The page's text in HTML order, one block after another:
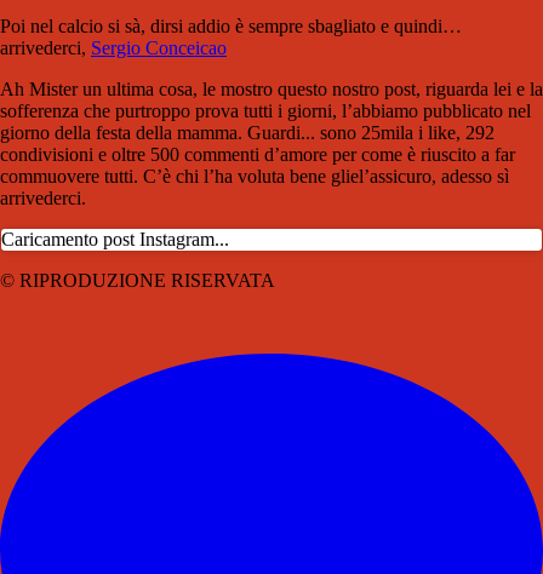
Poi nel calcio si sà, dirsi addio è sempre sbagliato e quindi…
arrivederci, Sergio Conceicao
Ah Mister un ultima cosa, le mostro questo nostro post, riguarda lei e la
sofferenza che purtroppo prova tutti i giorni, l’abbiamo pubblicato nel
giorno della festa della mamma. Guardi... sono 25mila i like, 292
condivisioni e oltre 500 commenti d’amore per come è riuscito a far
commuovere tutti. C’è chi l’ha voluta bene gliel’assicuro, adesso sì
arrivederci.
Caricamento post Instagram...
© RIPRODUZIONE RISERVATA